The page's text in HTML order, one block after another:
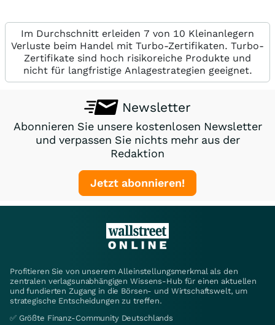
Im Durchschnitt erleiden 7 von 10 Kleinanlegern
Verluste beim Handel mit Turbo-Zertifikaten. Turbo-
Zertifikate sind hoch risikoreiche Produkte und
nicht für langfristige Anlagestrategien geeignet.
Newsletter
Abonnieren Sie unsere kostenlosen Newsletter
und verpassen Sie nichts mehr aus der
Redaktion
Jetzt abonnieren!
Profitieren Sie von unserem Alleinstellungsmerkmal als den
zentralen verlagsunabhängigen Wissens-Hub für einen aktuellen
und fundierten Zugang in die Börsen- und Wirtschaftswelt, um
strategische Entscheidungen zu treffen.
✅ Größte Finanz-Community Deutschlands